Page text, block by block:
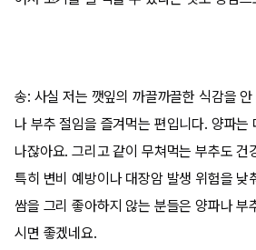
송: 사실 저는 깻잎의 까끌까끌한 식감을
나 부추 절임을 즐겨먹는 편입니다. 양파는
나잖아요. 그리고 같이 무쳐먹는 부추도 건
특히 변비 예방이나 대장암 발생 위험을 낮
쌈을 그리 좋아하지 않는 분들은 양파나 부
시면 좋겠네요.